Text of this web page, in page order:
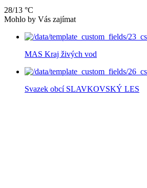
28/13 °C
Mohlo by Vás zajímat
MAS Kraj živých vod
Svazek obcí SLAVKOVSKÝ LES